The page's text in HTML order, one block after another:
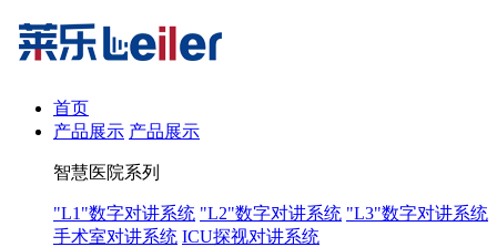
首页
产品展示 产品展示
智慧医院系列
"L1"数字对讲系统 "L2"数字对讲系统 "L3"数字对讲系统
手术室对讲系统 ICU探视对讲系统